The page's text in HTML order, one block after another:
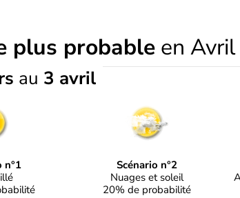
plus probable en
au 3 avril
n°1
Scénario n°2
Nuages et soleil
20% de probabilité